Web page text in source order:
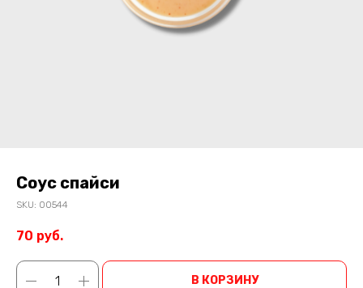
Соус спайси
SKU: 00544
70 руб.
В КОРЗИНУ